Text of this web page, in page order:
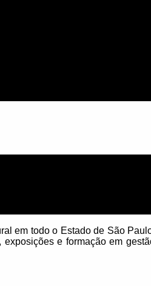
em todo o Estado de São
e formação em